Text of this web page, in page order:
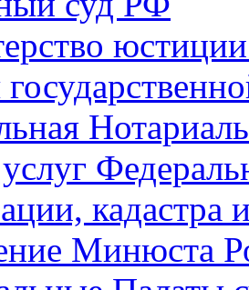
кадастра
Минюста